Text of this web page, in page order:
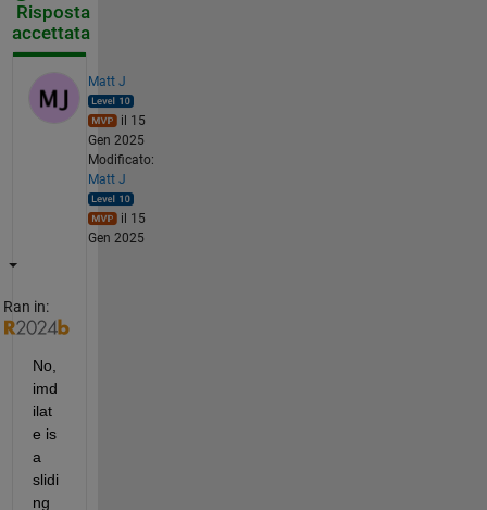
Risposta
accettata
Matt J
il 15
Gen 2025
Modificato:
Matt J
il 15
Gen 2025
Ran in:
No,
imd
ilat
e is
a
slidi
ng